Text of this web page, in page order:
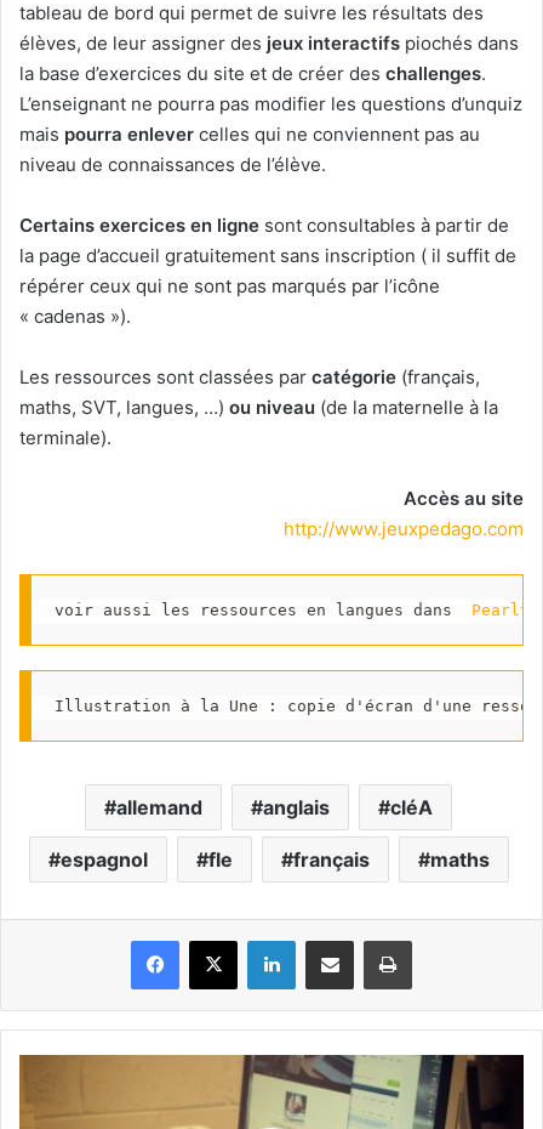
tableau de bord qui permet de suivre les résultats des
élèves, de leur assigner des jeux interactifs piochés dans
la base d’exercices du site et de créer des challenges.
L’enseignant ne pourra pas modifier les questions d’unquiz
mais pourra enlever celles qui ne conviennent pas au
niveau de connaissances de l’élève.
Certains exercices en ligne sont consultables à partir de
la page d’accueil gratuitement sans inscription ( il suffit de
répérer ceux qui ne sont pas marqués par l’icône
« cadenas »).
Les ressources sont classées par catégorie (français,
maths, SVT, langues, …) ou niveau (de la maternelle à la
terminale).
Accès au site
http://www.jeuxpedago.com
voir aussi les ressources en langues dans
Illustration à la Une : copie d'écran d'une
allemand anglais cléA
espagnol fle français maths
Facebook
X LinkedinPartager par email Imprimer
pour